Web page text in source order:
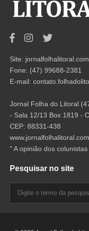
Site:
Fone: (47) 99688-2381
E-mail:
Jornal Folha do Litoral
- Sala 12/13 Box 1819 -
CEP: 88331-438
" A opinião dos
Pesquisar no site